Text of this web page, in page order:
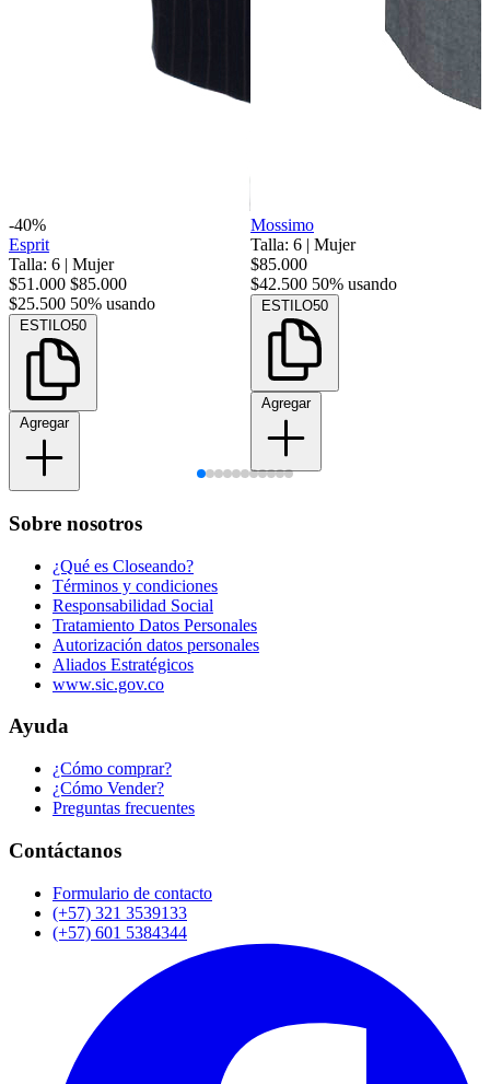
-40%
Esprit
Talla: 6 | Mujer
$51.000 $85.000
$25.500 50% usando
ESTILO50
Agregar
Mossimo
Talla: 6 | Mujer
$85.000
$42.500 50% usando
ESTILO50
Agregar
Sobre nosotros
¿Qué es Closeando?
Términos y condiciones
Responsabilidad Social
Tratamiento Datos Personales
Autorización datos personales
Aliados Estratégicos
www.sic.gov.co
Ayuda
¿Cómo comprar?
¿Cómo Vender?
Preguntas frecuentes
Contáctanos
Formulario de contacto
(+57) 321 3539133
(+57) 601 5384344